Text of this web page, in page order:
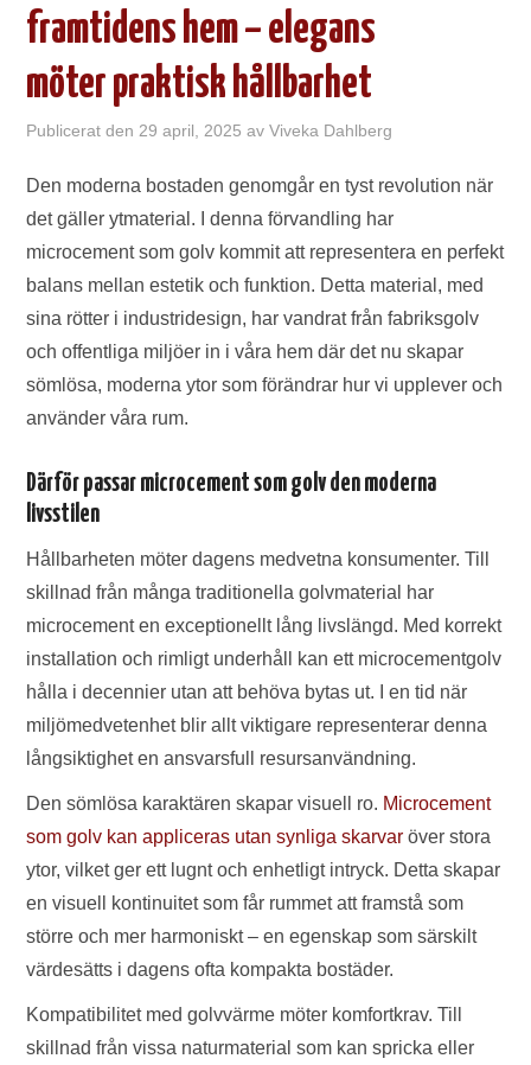
framtidens hem – elegans
möter praktisk hållbarhet
Publicerat den 29 april, 2025 avViveka Dahlberg
Den moderna bostaden genomgår en tyst revolution när
det gäller ytmaterial. I denna förvandling har
microcement som golv kommit att representera en perfekt
balans mellan estetik och funktion. Detta material, med
sina rötter i industridesign, har vandrat från fabriksgolv
och offentliga miljöer in i våra hem där det nu skapar
sömlösa, moderna ytor som förändrar hur vi upplever och
använder våra rum.
Därför passar microcement som golv den moderna
livsstilen
Hållbarheten möter dagens medvetna konsumenter. Till
skillnad från många traditionella golvmaterial har
microcement en exceptionellt lång livslängd. Med korrekt
installation och rimligt underhåll kan ett microcementgolv
hålla i decennier utan att behöva bytas ut. I en tid när
miljömedvetenhet blir allt viktigare representerar denna
långsiktighet en ansvarsfull resursanvändning.
Den sömlösa karaktären skapar visuell ro. Microcement
som golv kan appliceras utan synliga skarvar över stora
ytor, vilket ger ett lugnt och enhetligt intryck. Detta skapar
en visuell kontinuitet som får rummet att framstå som
större och mer harmoniskt – en egenskap som särskilt
värdesätts i dagens ofta kompakta bostäder.
Kompatibilitet med golvvärme möter komfortkrav. Till
skillnad från vissa naturmaterial som kan spricka eller